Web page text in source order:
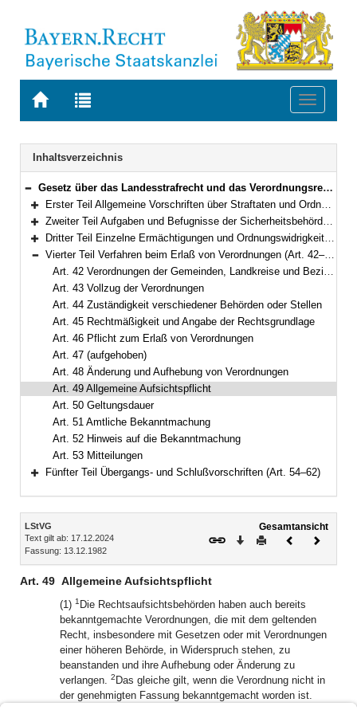
Zur
BAYERN.RECHT
Zur
letzten
Suche
Toggle
Navigation
Inhaltsverzeichnis
Bereich reduzieren
Gesetz über das Landesstrafrecht und das Verordnungsrecht auf dem Gebiet der öffentlichen Sicherheit und Ordnung (Landesstraf- und Verordnungsgesetz – LStVG) in der Fassung der Bekanntmachung vom 13. Dezember 1982 (BayRS II S. 241) BayRS 2011-2-I (Art. 1–62)
Bereich erweitern
Erster Teil Allgemeine Vorschriften über Straftaten und Ordnungswidrigkeiten (Art. 1–5)
Bereich erweitern
Zweiter Teil Aufgaben und Befugnisse der Sicherheitsbehörden; Entschädigung (Art. 6–11)
Bereich erweitern
Dritter Teil Einzelne Ermächtigungen und Ordnungswidrigkeiten (Art. 12–41)
Bereich reduzieren
Vierter Teil Verfahren beim Erlaß von Verordnungen (Art. 42–53)
Art. 42 Verordnungen der Gemeinden, Landkreise und Bezirke
Art. 43 Vollzug der Verordnungen
Art. 44 Zuständigkeit verschiedener Behörden oder Stellen
Art. 45 Rechtmäßigkeit und Angabe der Rechtsgrundlage
Art. 46 Pflicht zum Erlaß von Verordnungen
Art. 47 (aufgehoben)
Art. 48 Änderung und Aufhebung von Verordnungen
Art. 49 Allgemeine Aufsichtspflicht
Art. 50 Geltungsdauer
Art. 51 Amtliche Bekanntmachung
Art. 52 Hinweis auf die Bekanntmachung
Art. 53 Mitteilungen
Fünfter Teil Übergangs- und Schlußvorschriften (Art. 54–62)
Inhalt
LStVG
Text gilt ab: 17.12.2024
Fassung: 13.12.1982
Gesamtansicht
Download
DruckenVorheriges
Art. 49 Allgemeine Aufsichtspflicht
(1) 1 Die Rechtsaufsichtsbehörden haben auch bereits
bekanntgemachte Verordnungen, die mit dem geltenden
Recht, insbesondere mit Gesetzen oder mit Verordnungen
einer höheren Behörde, in Widerspruch stehen, zu
beanstanden und ihre Aufhebung oder Änderung zu
verlangen. 2 Das gleiche gilt, wenn die Verordnung nicht in
der genehmigten Fassung bekanntgemacht worden ist.